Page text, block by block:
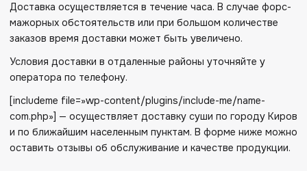
Доставка осуществляется в течение часа. В случае форс-
мажорных обстоятельств или при большом количестве
заказов время доставки может быть увеличено.
Условия доставки в отдаленные районы уточняйте у
оператора по телефону.
[includeme file=»wp-content/plugins/include-me/name-
com.php»] — осуществляет доставку суши по городу Киров
и по ближайшим населенным пунктам. В форме ниже можно
оставить отзывы об обслуживание и качестве продукции.